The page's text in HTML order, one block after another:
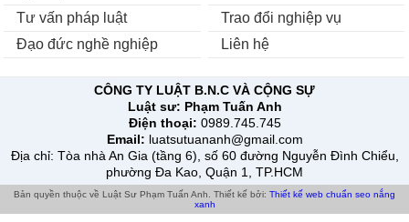
Tư vấn pháp luật
Trao đổi nghiệp vụ
Đạo đức nghề nghiệp
Liên hệ
CÔNG TY LUẬT B.N.C VÀ CỘNG SỰ
Luật sư: Phạm Tuấn Anh
Điện thoại: 0989.745.745
Email: luatsutuananh@gmail.com
Địa chỉ: Tòa nhà An Gia (tầng 6), số 60 đường Nguyễn Đình Chiểu,
phường Đa Kao, Quận 1, TP.HCM
Bản quyền thuộc về Luật Sư Phạm Tuấn Anh. Thiết kế bởi: Thiết kế web chuẩn seo nắng
xanh